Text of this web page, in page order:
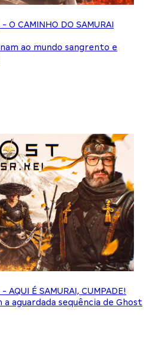
CAMINHO DO SAMURAI
ao mundo sangrento e
É SAMURAI, CUMPADE!
aguardada sequência de Ghost